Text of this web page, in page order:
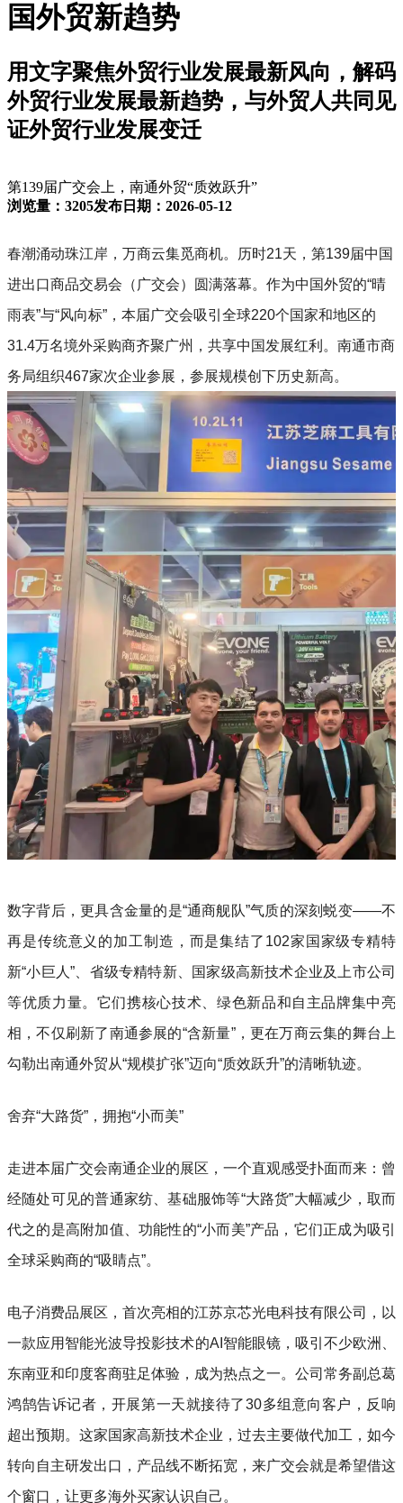
国外贸新趋势
用文字聚焦外贸行业发展最新风向，解码
外贸行业发展最新趋势，与外贸人共同见
证外贸行业发展变迁
第139届广交会上，南通外贸“质效跃升”
浏览量：3205发布日期：2026-05-12
春潮涌动珠江岸，万商云集觅商机。历时21天，第139届中国
进出口商品交易会（广交会）圆满落幕。作为中国外贸的“晴
雨表”与“风向标”，本届广交会吸引全球220个国家和地区的
31.4万名境外采购商齐聚广州，共享中国发展红利。南通市商
务局组织467家次企业参展，参展规模创下历史新高。
数字背后，更具含金量的是“通商舰队”气质的深刻蜕变——不
再是传统意义的加工制造，而是集结了102家国家级专精特
新“小巨人”、省级专精特新、国家级高新技术企业及上市公司
等优质力量。它们携核心技术、绿色新品和自主品牌集中亮
相，不仅刷新了南通参展的“含新量”，更在万商云集的舞台上
勾勒出南通外贸从“规模扩张”迈向“质效跃升”的清晰轨迹。
舍弃“大路货”，拥抱“小而美”
走进本届广交会南通企业的展区，一个直观感受扑面而来：曾
经随处可见的普通家纺、基础服饰等“大路货”大幅减少，取而
代之的是高附加值、功能性的“小而美”产品，它们正成为吸引
全球采购商的“吸睛点”。
电子消费品展区，首次亮相的江苏京芯光电科技有限公司，以
一款应用智能光波导投影技术的AI智能眼镜，吸引不少欧洲、
东南亚和印度客商驻足体验，成为热点之一。公司常务副总葛
鸿鹄告诉记者，开展第一天就接待了30多组意向客户，反响
超出预期。这家国家高新技术企业，过去主要做代加工，如今
转向自主研发出口，产品线不断拓宽，来广交会就是希望借这
个窗口，让更多海外买家认识自己。